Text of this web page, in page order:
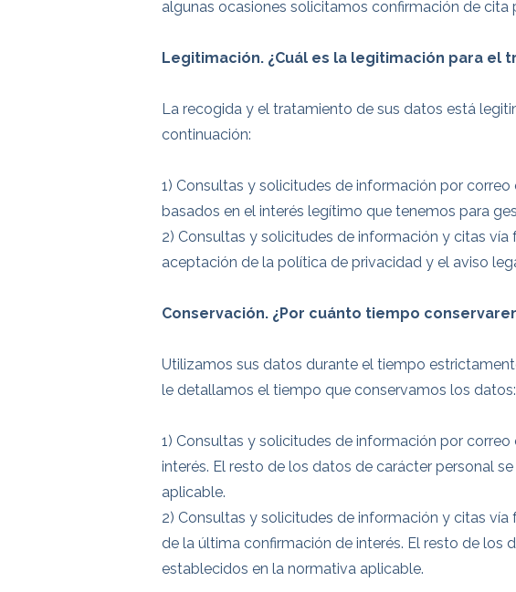
algunas ocasiones solicitamos confirmación de
Legitimación. ¿Cuál es la legitimación para el
La recogida y el tratamiento de sus datos está
continuación:
1) Consultas y solicitudes de información por
basados en el interés legítimo que tenemos para
2) Consultas y solicitudes de información y citas
aceptación de la política de privacidad y el aviso
Conservación. ¿Por cuánto tiempo
Utilizamos sus datos durante el tiempo
le detallamos el tiempo que conservamos los datos:
1) Consultas y solicitudes de información por
interés. El resto de los datos de carácter personal
aplicable.
2) Consultas y solicitudes de información y citas
de la última confirmación de interés. El resto de
establecidos en la normativa aplicable.